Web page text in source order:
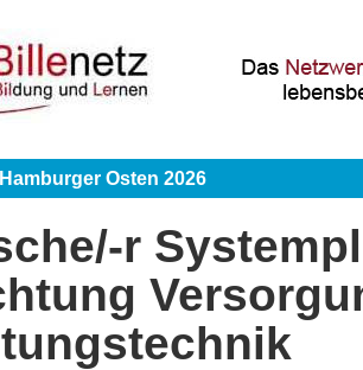
Osten 2026
r